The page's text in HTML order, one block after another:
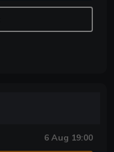
6 Aug 19:00